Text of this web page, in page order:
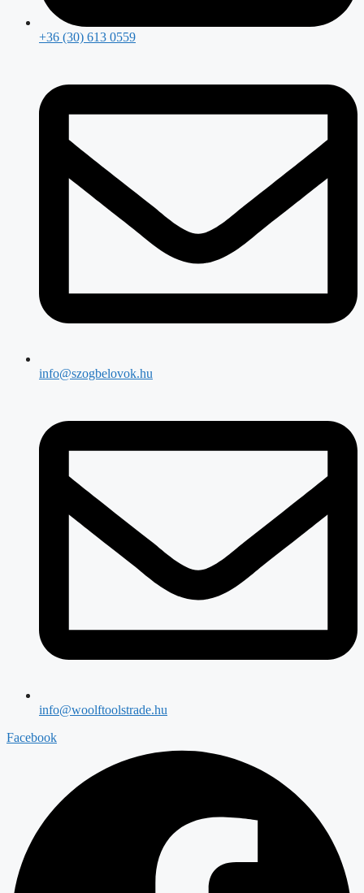
+36 (30) 613 0559
info@szogbelovok.hu
info@woolftoolstrade.hu
Facebook